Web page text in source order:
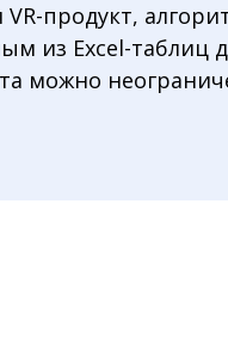
продукт,
из Excel-
можно